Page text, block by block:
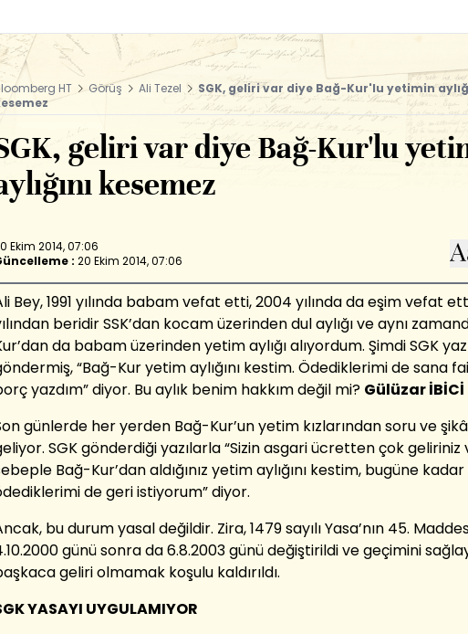
HT Görüş Ali Tezel
SGK, geliri var diye Bağ-Kur'lu yetimin
geliri var diye Bağ-Kur'lu
kesemez
Ekim 2014, 07:06
: 20 Ekim 2014, 07:06
Bey, 1991 yılında babam vefat etti, 2004 yılında da eşim vefat
beridir SSK’dan kocam üzerinden dul aylığı ve aynı
da babam üzerinden yetim aylığı alıyordum. Şimdi SGK
“Bağ-Kur yetim aylığını kestim. Ödediklerimi de sana
yazdım” diyor. Bu aylık benim hakkım değil mi? Gülüzar İBİCİ
günlerde her yerden Bağ-Kur’un yetim kızlarından soru ve
SGK gönderdiği yazılarla “Sizin asgari ücretten çok geliriniz
Bağ-Kur’dan aldığınız yetim aylığını kestim, bugüne kadar
de geri istiyorum” diyor.
bu durum yasal değildir. Zira, 1479 sayılı Yasa’nın 45.
günü sonra da 6.8.2003 günü değiştirildi ve geçimini
geliri olmamak koşulu kaldırıldı.
YASAYI UYGULAMIYOR